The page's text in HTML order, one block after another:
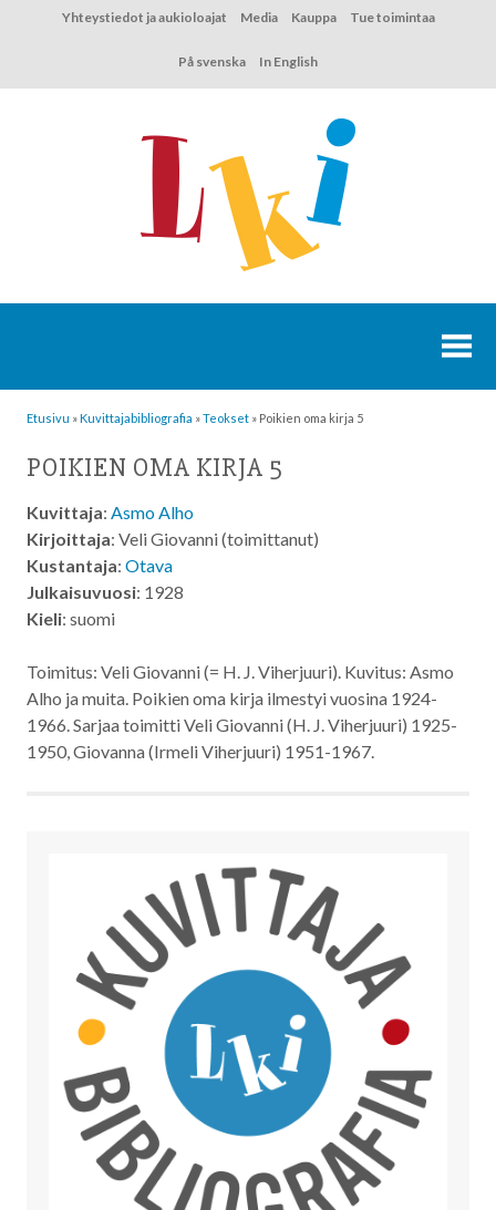
Yhteystiedot ja aukioloajat Media Kauppa Tue toimintaa
På svenska In English
Etusivu »Kuvittaja­bibliografia »Teokset » Poikien oma kirja 5
POIKIEN OMA KIRJA 5
Kuvittaja: Asmo Alho
Kirjoittaja: Veli Giovanni (toimittanut)
Kustantaja: Otava
Julkaisuvuosi: 1928
Kieli: suomi
Toimitus: Veli Giovanni (= H. J. Viherjuuri). Kuvitus: Asmo
Alho ja muita. Poikien oma kirja ilmestyi vuosina 1924-
1966. Sarjaa toimitti Veli Giovanni (H. J. Viherjuuri) 1925-
1950, Giovanna (Irmeli Viherjuuri) 1951-1967.